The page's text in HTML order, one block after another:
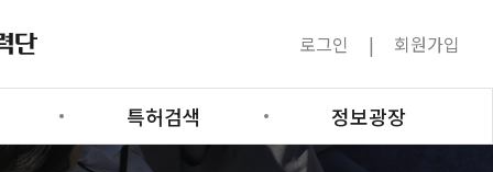
로그인 회원가입
특허검색 정보광장